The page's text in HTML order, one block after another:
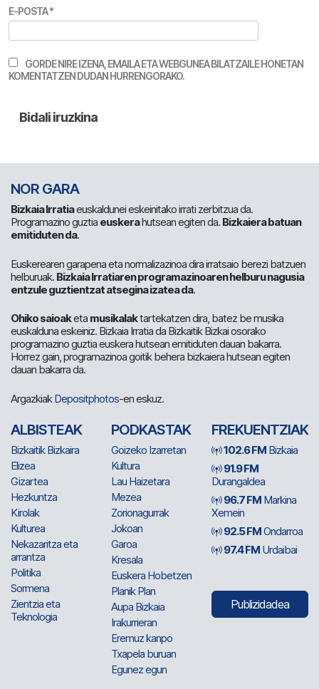
E-POSTA*
GORDE NIRE IZENA, EMAILA ETA WEBGUNEA BILATZAILE HONETAN
KOMENTATZEN DUDAN HURRENGORAKO.
NOR GARA
Bizkaia Irratiaeuskaldunei eskeinitako irrati zerbitzua da.
Programazino guztia euskerahutsean egiten da. Bizkaiera batuan
emitiduten da.
Euskerearen garapena eta normalizazinoa dira irratsaio berezi batzuen
helburuak. Bizkaia Irratiaren programazinoaren helburu nagusia
entzule guztientzat atsegina izatea da.
Ohiko saioaketa musikalaktartekatzen dira, batez be musika
euskalduna eskeiniz. Bizkaia Irratia da Bizkaitik Bizkai osorako
programazino guztia euskera hutsean emitiduten dauan bakarra.
Horrez gain, programazinoa goitik behera bizkaiera hutsean egiten
dauan bakarra da.
ArgazkiakDepositphotos-en eskuz.
ALBISTEAK
Bizkaitik Bizkaira
Elizea
Gizartea
Hezkuntza
Kirolak
Kulturea
Nekazaritza eta
arrantza
Politika
Sormena
Zientzia eta
Teknologia
PODKASTAK
Goizeko Izarretan
Kultura
Lau Haizetara
Mezea
Zorionagurrak
Jokoan
Garoa
Kresala
Euskera Hobetzen
Planik Plan
Aupa Bizkaia
Irakurrieran
Eremuz kanpo
Txapela buruan
Egunez egun
FREKUENTZIAK
102.6 FM Bizkaia
91.9 FM
Durangaldea
96.7 FM Markina
Xemein
92.5 FMOndarroa
97.4 FM Urdaibai
Publizidadea